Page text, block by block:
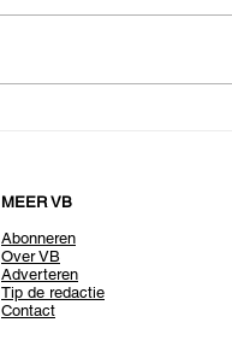
MEER VB
Abonneren
Over VB
Adverteren
Tip de redactie
Contact